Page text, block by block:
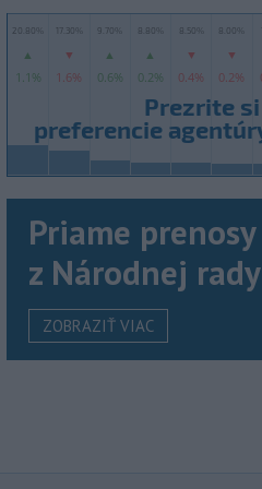
Priame prenosy
z Národnej rady
ZOBRAZIŤ VIAC